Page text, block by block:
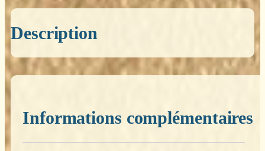
Description
Informations complémentaires